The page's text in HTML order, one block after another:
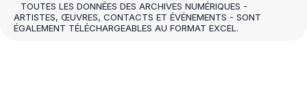
TOUTES LES DONNÉES DES ARCHIVES NUMÉRIQUES -
ARTISTES, ŒUVRES, CONTACTS ET ÉVÉNEMENTS - SONT
ÉGALEMENT TÉLÉCHARGEABLES AU FORMAT EXCEL.